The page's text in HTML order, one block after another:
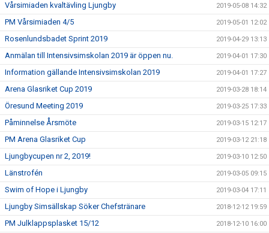
Vårsimiaden kvaltävling Ljungby 2019-05-08 14:32
PM Vårsimiaden 4/5 2019-05-01 12:02
Rosenlundsbadet Sprint 2019 2019-04-29 13:13
Anmälan till Intensivsimskolan 2019 är öppen nu. 2019-04-01 17:30
Information gällande Intensivsimskolan 2019 2019-04-01 17:27
Arena Glasriket Cup 2019 2019-03-28 18:14
Öresund Meeting 2019 2019-03-25 17:33
Påminnelse Årsmöte 2019-03-15 12:17
PM Arena Glasriket Cup 2019-03-12 21:18
Ljungbycupen nr 2, 2019! 2019-03-10 12:50
Länstrofén 2019-03-05 09:15
Swim of Hope i Ljungby 2019-03-04 17:11
Ljungby Simsällskap Söker Chefstränare 2018-12-12 19:59
PM Julklappsplasket 15/12 2018-12-10 16:00